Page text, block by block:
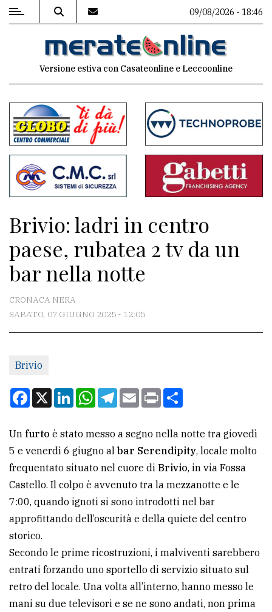
MENU
commenti
Contenuti
del
sito
Associazioni
Meteo
CONTATTI
Scrivici
Per
la
pubblicità
CERCA
Cerca
per
comune
Ricerca
avanzata
09/08/2026 - 18:46
Versione estiva con Casateonline e Leccoonline
Brivio: ladri in centro
paese, rubatea 2 tv da un
bar nella notte
CRONACA NERA
SABATO, 07 GIUGNO 2025 - 12:05
Brivio
Facebook
X LinkedInWhatsApp
Telegram
EmailPrint
Un furto è stato messo a segno nella notte tra giovedì
5 e venerdì 6 giugno al bar Serendipity, locale molto
frequentato situato nel cuore di Brivio, in via Fossa
Castello. Il colpo è avvenuto tra la mezzanotte e le
7:00, quando ignoti si sono introdotti nel bar
approfittando dell’oscurità e della quiete del centro
storico.
Secondo le prime ricostruzioni, i malviventi sarebbero
entrati forzando uno sportello di servizio situato sul
retro del locale. Una volta all’interno, hanno messo le
mani su due televisori e se ne sono andati, non prima